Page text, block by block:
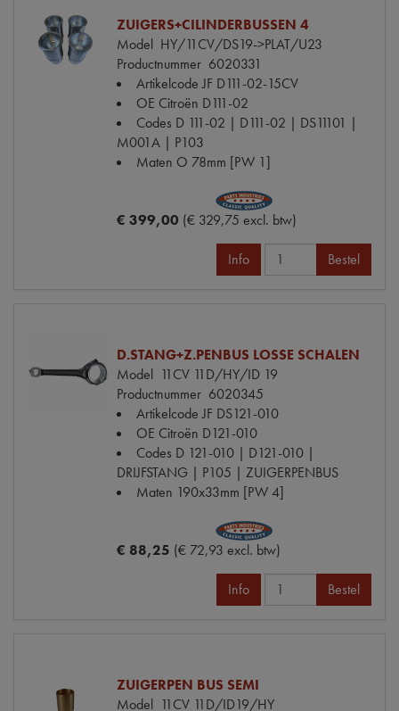
ZUIGERS+CILINDERBUSSEN 4
Model HY/11CV/DS19->PLAT/U23
Productnummer 6020331
Artikelcode JF D111-02-15CV
OE Citroën D111-02
Codes D 111-02 | D111-02 | DS11101 |
M001A | P103
Maten O 78mm [PW 1]
€ 399,00 (€ 329,75 excl. btw)
Info Bestel
D.STANG+Z.PENBUS LOSSE SCHALEN
Model 11CV 11D/HY/ID 19
Productnummer 6020345
Artikelcode JF DS121-010
OE Citroën D121-010
Codes D 121-010 | D121-010 |
DRIJFSTANG | P105 | ZUIGERPENBUS
Maten 190x33mm [PW 4]
€ 88,25 (€ 72,93 excl. btw)
Info Bestel
ZUIGERPEN BUS SEMI
Model 11CV 11D/ID19/HY